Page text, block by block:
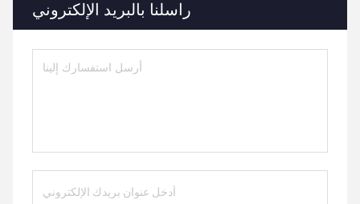
راسلنا بالبريد الإلكتروني